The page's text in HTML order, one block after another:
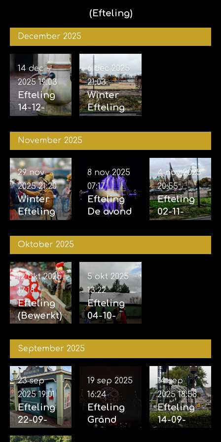
(Efteling)
December 2025
Efteling
14-12-
14 dec
2025 19:03
Winter
Efteling
2025
6 dec 2025
21:03
November 2025
Winter
Efteling
2025
29 nov
2025 21:20
Efteling
De avond
vijf
07-11-2025
8 nov 2025
07:17
Efteling
02-11-
04-11-
4 nov 2025
20:55
Oktober 2025
Efteling
(Bewerkt)
2025
12 okt 2025
17:18
Efteling
04-10-
5 okt 2025
13:22
September 2025
Efteling
22-09-
23 sep
2025 19:01
Efteling
Grand
19 sep 2025
16:24
Efteling
14-09-
14 sep
2025 18:58